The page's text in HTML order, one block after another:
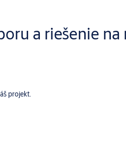
a riešenie na
projekt.